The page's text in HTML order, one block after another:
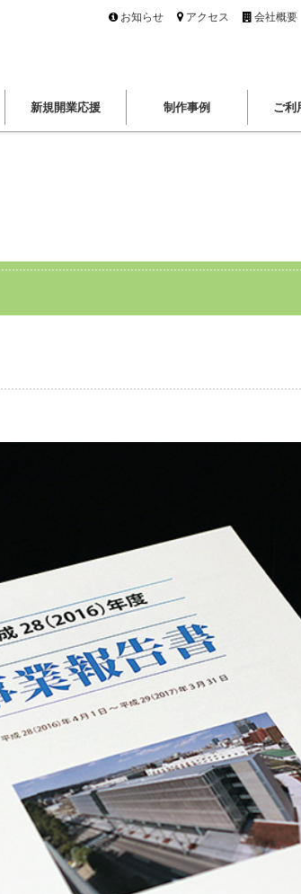
お知らせ アクセス 会社概要
新規開業応援 制作事例 ご利